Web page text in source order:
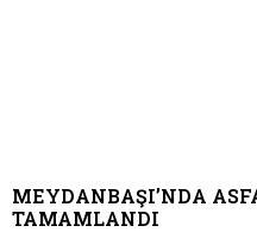
MEYDANBAŞI’NDA
TAMAMLANDI